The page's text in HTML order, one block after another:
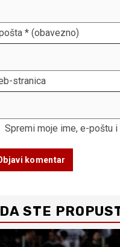
* (obavezno)
stranica
Spremi moje ime, e-poštu
STE